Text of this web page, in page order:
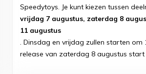
Speedytoys. Je kunt kiezen tussen
vrijdag 7 augustus, zaterdag 8
11 augustus
. Dinsdag en vrijdag zullen starten om
release van zaterdag 8 augustus start